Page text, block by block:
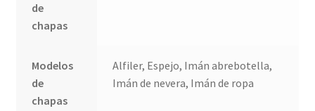
de
chapas
Modelos
de
chapas
Alfiler, Espejo, Imán abrebotella,
Imán de nevera, Imán de ropa